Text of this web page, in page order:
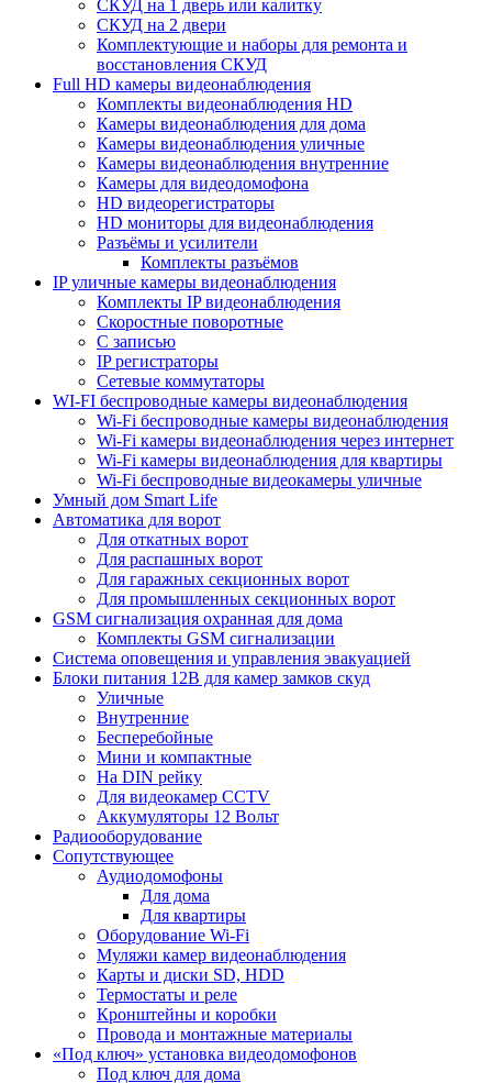
СКУД на 1 дверь или калитку
СКУД на 2 двери
Комплектующие и наборы для ремонта и
восстановления СКУД
Full HD камеры видеонаблюдения
Комплекты видеонаблюдения HD
Камеры видеонаблюдения для дома
Камеры видеонаблюдения уличные
Камеры видеонаблюдения внутренние
Камеры для видеодомофона
HD видеорегистраторы
HD мониторы для видеонаблюдения
Разъёмы и усилители
Комплекты разъёмов
IP уличные камеры видеонаблюдения
Комплекты IP видеонаблюдения
Скоростные поворотные
С записью
IP регистраторы
Сетевые коммутаторы
WI-FI беспроводные камеры видеонаблюдения
Wi-Fi беспроводные камеры видеонаблюдения
Wi-Fi камеры видеонаблюдения через интернет
Wi-Fi камеры видеонаблюдения для квартиры
Wi-Fi беспроводные видеокамеры уличные
Умный дом Smart Life
Автоматика для ворот
Для откатных ворот
Для распашных ворот
Для гаражных секционных ворот
Для промышленных секционных ворот
GSM сигнализация охранная для дома
Комплекты GSM сигнализации
Cистема оповещения и управления эвакуацией
Блоки питания 12В для камер замков скуд
Уличные
Внутренние
Бесперебойные
Мини и компактные
На DIN рейку
Для видеокамер CCTV
Аккумуляторы 12 Вольт
Радиооборудование
Сопутствующее
Аудиодомофоны
Для дома
Для квартиры
Оборудование Wi-Fi
Муляжи камер видеонаблюдения
Карты и диски SD, HDD
Термостаты и реле
Кронштейны и коробки
Провода и монтажные материалы
«Под ключ» установка видеодомофонов
Под ключ для дома